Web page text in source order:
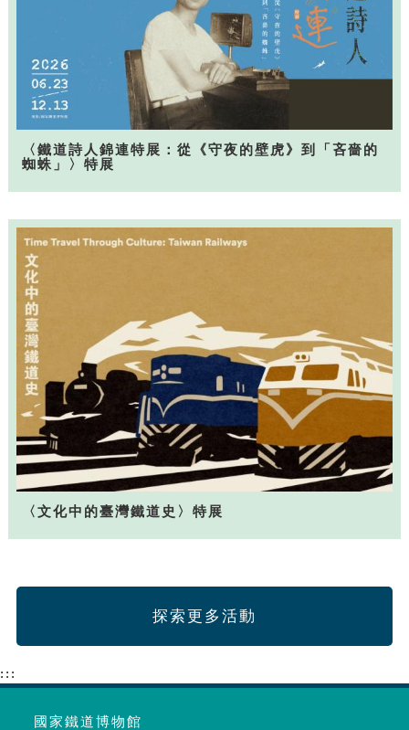
〈鐵道詩人錦連特展：從《守夜的壁虎》到「吝嗇的
蜘蛛」〉特展
〈文化中的臺灣鐵道史〉特展
探索更多活動
:::
國家鐵道博物館